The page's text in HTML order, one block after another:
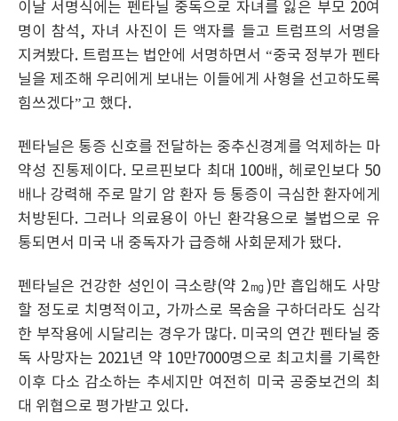
이날 서명식에는 펜타닐 중독으로 자녀를 잃은 부모 20여
명이 참석, 자녀 사진이 든 액자를 들고 트럼프의 서명을
지켜봤다. 트럼프는 법안에 서명하면서 “중국 정부가 펜타
닐을 제조해 우리에게 보내는 이들에게 사형을 선고하도록
힘쓰겠다”고 했다.
펜타닐은 통증 신호를 전달하는 중추신경계를 억제하는 마
약성 진통제이다. 모르핀보다 최대 100배, 헤로인보다 50
배나 강력해 주로 말기 암 환자 등 통증이 극심한 환자에게
처방된다. 그러나 의료용이 아닌 환각용으로 불법으로 유
통되면서 미국 내 중독자가 급증해 사회문제가 됐다.
펜타닐은 건강한 성인이 극소량(약 2㎎)만 흡입해도 사망
할 정도로 치명적이고, 가까스로 목숨을 구하더라도 심각
한 부작용에 시달리는 경우가 많다. 미국의 연간 펜타닐 중
독 사망자는 2021년 약 10만7000명으로 최고치를 기록한
이후 다소 감소하는 추세지만 여전히 미국 공중보건의 최
대 위협으로 평가받고 있다.